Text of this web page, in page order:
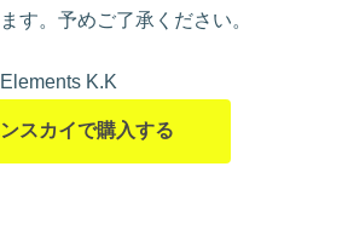
す。予めご了承ください。
K.K
スカイで購入する